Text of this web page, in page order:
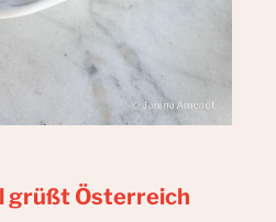
grüßt Österreich